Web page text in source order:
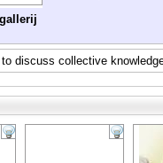
discuss collective